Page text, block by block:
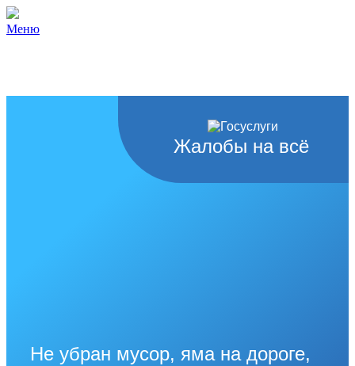
Меню
Жалобы на всё
Не убран мусор, яма на дороге,